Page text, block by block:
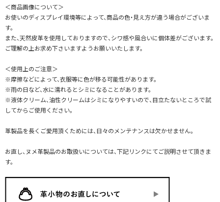
＜商品画像について＞
お使いのディスプレイ環境等によって、商品の色・見え方が違う場合がございま
す。
また、天然皮革を使用しておりますので、シワ感や風合いに個体差がございます。
ご理解の上お求め下さいますようお願いいたします。
＜使用上のご注意＞
※摩擦などによって、衣服等に色が移る可能性があります。
※雨の日など、水に濡れるとシミになることがあります。
※液体クリーム、油性クリームはシミになりやすいので、目立たないところで試
してからご使用ください。
革製品を長くご愛用頂くためには、日々のメンテナンスは欠かせません。
お直し、ヌメ革製品のお取扱いについては、下記リンクにてご説明させて頂きま
す。